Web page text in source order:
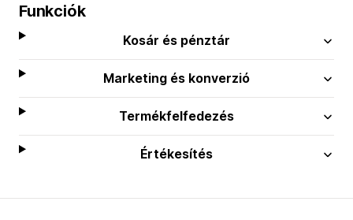
Funkciók
Kosár és pénztár
Marketing és konverzió
Termékfelfedezés
Értékesítés